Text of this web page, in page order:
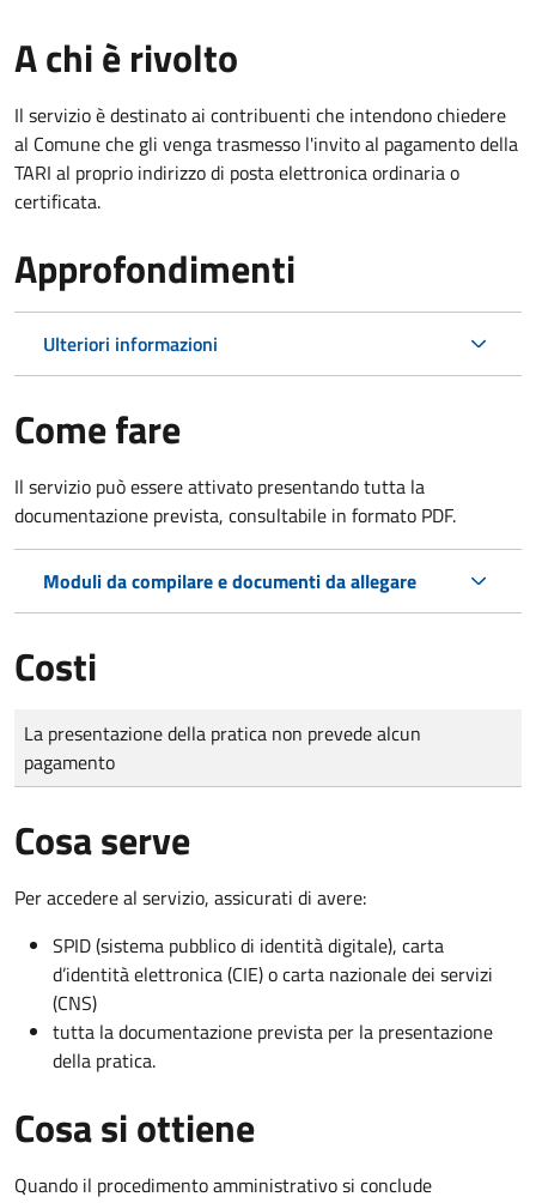
A chi è rivolto
Il servizio è destinato ai contribuenti che intendono chiedere
al Comune che gli venga trasmesso l'invito al pagamento della
TARI al proprio indirizzo di posta elettronica ordinaria o
certificata.
Approfondimenti
Ulteriori informazioni
Come fare
Il servizio può essere attivato presentando tutta la
documentazione prevista, consultabile in formato PDF.
Moduli da compilare e documenti da allegare
Costi
Tipo di pagamento
Importo
La presentazione della pratica non prevede alcun
pagamento
Cosa serve
Per accedere al servizio, assicurati di avere:
SPID (sistema pubblico di identità digitale), carta
d’identità elettronica (CIE) o carta nazionale dei servizi
(CNS)
tutta la documentazione prevista per la presentazione
della pratica.
Cosa si ottiene
Quando il procedimento amministrativo si conclude